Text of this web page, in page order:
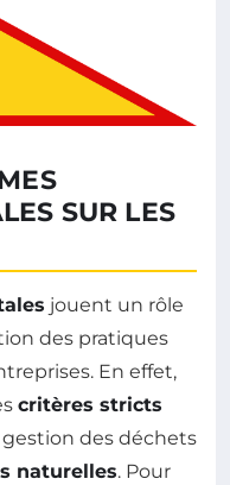
SUR LES
jouent un rôle
des pratiques
En effet,
critères stricts
des déchets
naturelles. Pour